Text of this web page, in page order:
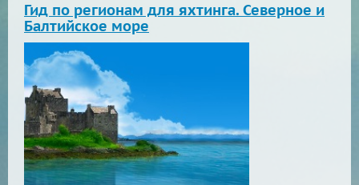
Гид по регионам для яхтинга. Северное и
Балтийское море